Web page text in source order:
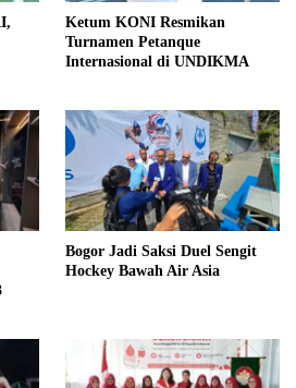
Ketum KONI Resmikan
Turnamen Petanque
Internasional di UNDIKMA
Bogor Jadi Saksi Duel Sengit
Hockey Bawah Air Asia